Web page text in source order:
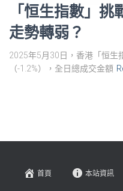
「恒生指數」挑
走勢轉弱？
2025年5月30日，香港「恒生
（-1.2%），全日總成交金額
首頁 本站資訊